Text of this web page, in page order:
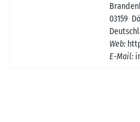
03159
Web:
E-Mail: